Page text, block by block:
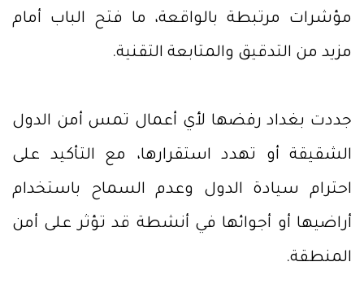
مؤشرات مرتبطة بالواقعة، ما فتح الباب أمام
مزيد من التدقيق والمتابعة التقنية.
جددت بغداد رفضها لأي أعمال تمس أمن الدول
الشقيقة أو تهدد استقرارها، مع التأكيد على
احترام سيادة الدول وعدم السماح باستخدام
أراضيها أو أجوائها في أنشطة قد تؤثر على أمن
المنطقة.